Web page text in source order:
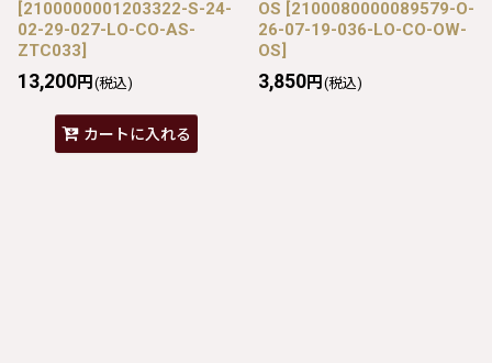
[2100000001203322-S-24-
02-29-027-LO-CO-AS-
ZTC033]
13,200円 (税込)
カートに入れる
OS [2100080000089579-O-
26-07-19-036-LO-CO-OW-
OS]
3,850円 (税込)